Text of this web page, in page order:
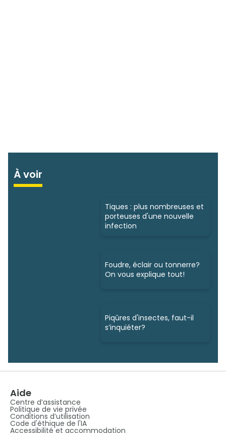
À voir
Tiques : plus nombreuses et
porteuses d'une nouvelle
infection
Foudre, éclair ou tonnerre?
On vous explique tout!
Piqûres d'insectes, faut-il
s’inquiéter?
Aide
Centre d’assistance
Politique de vie privée
Conditions d’utilisation
Code d'éthique de l'IA
Accessibilité et accommodation